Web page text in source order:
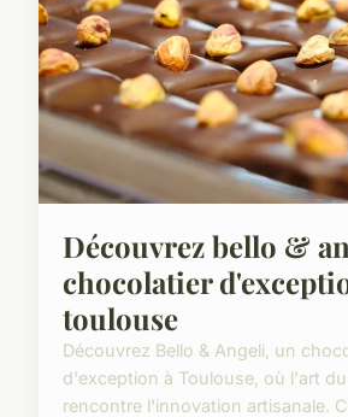
Découvrez bello &
chocolatier
toulouse
Découvrez Bello & Angeli, un
d'exception à Toulouse, où l'art
rencontre l'innovation artisanale.